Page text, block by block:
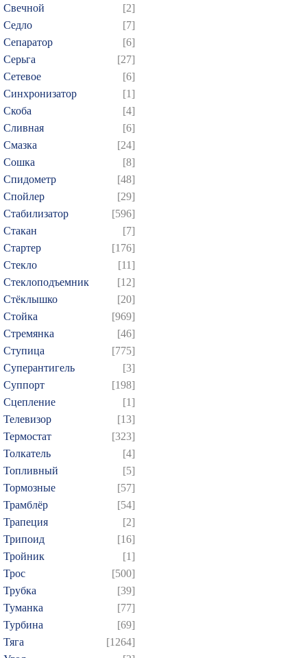
Свечной
[2]
Седло
[7]
Сепаратор
[6]
Серьга
[27]
Сетевое
[6]
Синхронизатор
[1]
Скоба
[4]
Сливная
[6]
Смазка
[24]
Сошка
[8]
Спидометр
[48]
Спойлер
[29]
Стабилизатор
[596]
Стакан
[7]
Стартер
[176]
Стекло
[11]
Стеклоподъемник
[12]
Стёклышко
[20]
Стойка
[969]
Стремянка
[46]
Ступица
[775]
Суперантигель
[3]
Суппорт
[198]
Сцепление
[1]
Телевизор
[13]
Термостат
[323]
Толкатель
[4]
Топливный
[5]
Тормозные
[57]
Трамблёр
[54]
Трапеция
[2]
Трипоид
[16]
Тройник
[1]
Трос
[500]
Трубка
[39]
Туманка
[77]
Турбина
[69]
Тяга
[1264]